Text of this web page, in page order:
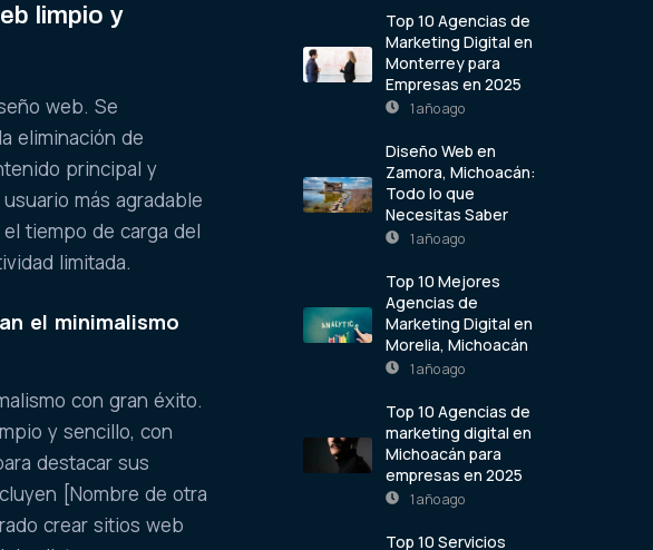
limpio y
web. Se
eliminación de
principal y
más agradable
tiempo de carga del
limitada.
el minimalismo
con gran éxito.
y sencillo, con
destacar sus
[Nombre de otra
crear sitios web
Top 10 Agencias de
Marketing Digital en
Monterrey para
Empresas en 2025
1 año ago
Diseño Web en
Zamora, Michoacán:
Todo lo que
Necesitas Saber
1 año ago
Top 10 Mejores
Agencias de
Marketing Digital en
Morelia, Michoacán
1 año ago
Top 10 Agencias de
marketing digital en
Michoacán para
empresas en 2025
1 año ago
Top 10 Servicios